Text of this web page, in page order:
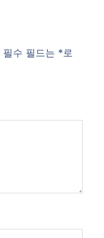
필수 필드는 *로